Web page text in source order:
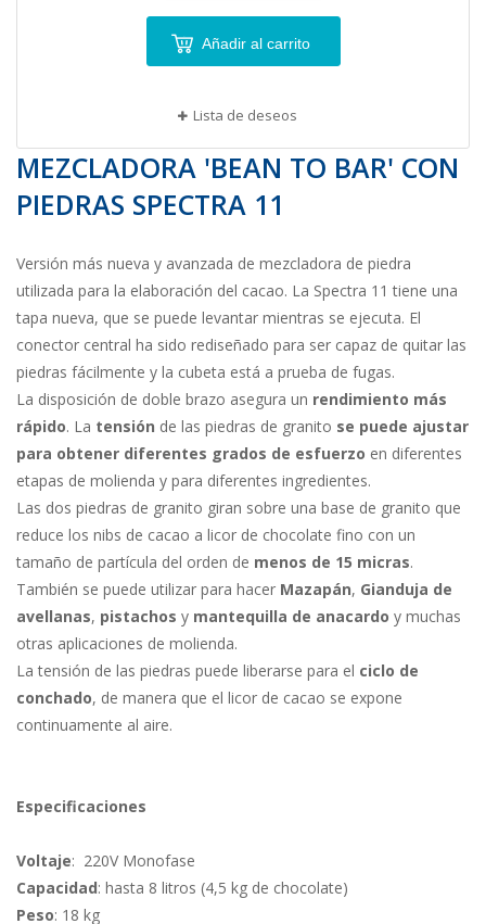
Añadir al carrito
Lista de deseos
MEZCLADORA 'BEAN TO BAR' CON
PIEDRAS SPECTRA 11
Versión más nueva y avanzada de mezcladora de piedra
utilizada para la elaboración del cacao. La Spectra 11 tiene una
tapa nueva, que se puede levantar mientras se ejecuta. El
conector central ha sido rediseñado para ser capaz de quitar las
piedras fácilmente y la cubeta está a prueba de fugas.
La disposición de doble brazo asegura un rendimiento más
rápido. La tensión de las piedras de granito se puede ajustar
para obtener diferentes grados de esfuerzo en diferentes
etapas de molienda y para diferentes ingredientes.
Las dos piedras de granito giran sobre una base de granito que
reduce los nibs de cacao a licor de chocolate fino con un
tamaño de partícula del orden de menos de 15 micras.
También se puede utilizar para hacer Mazapán, Gianduja de
avellanas, pistachos y mantequilla de anacardo y muchas
otras aplicaciones de molienda.
La tensión de las piedras puede liberarse para el ciclo de
conchado, de manera que el licor de cacao se expone
continuamente al aire.
Especificaciones
Voltaje: 220V Monofase
Capacidad: hasta 8 litros (4,5 kg de chocolate)
Peso: 18 kg